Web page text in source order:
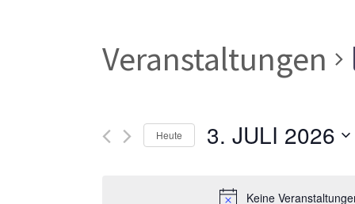
Keine
Veranstaltungen
Heute 3. JULI 2026
wählen.